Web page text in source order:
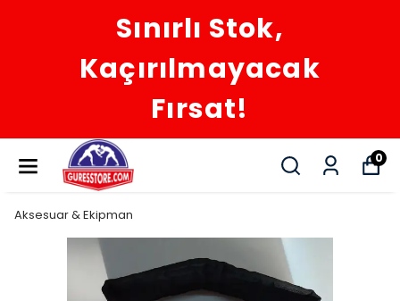
Sınırlı Stok,
Kaçırılmayacak
Fırsat!
0
Aksesuar & Ekipman